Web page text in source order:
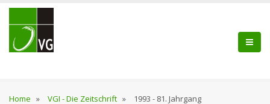
Home » VGI - Die Zeitschrift » 1993 - 81. Jahrgang